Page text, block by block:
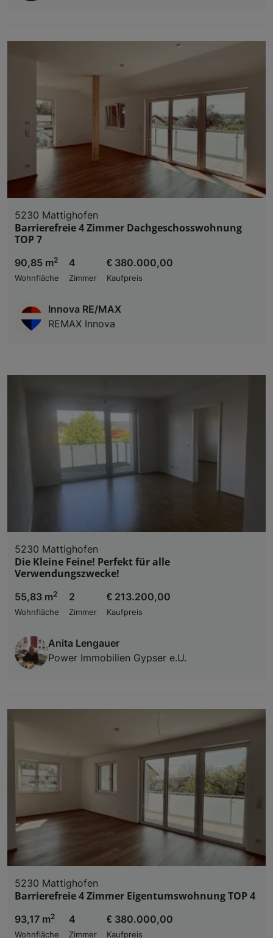
5230 Mattighofen
Barrierefreie 4 Zimmer Dachgeschosswohnung
TOP 7
90,85 m2
Wohnfläche
4
Zimmer
€ 380.000,00
Kaufpreis
Innova RE/MAX
REMAX Innova
5230 Mattighofen
Die Kleine Feine! Perfekt für alle
Verwendungszwecke!
55,83 m2
Wohnfläche
2
Zimmer
€ 213.200,00
Kaufpreis
Anita Lengauer
Power Immobilien Gypser e.U.
5230 Mattighofen
Barrierefreie 4 Zimmer Eigentumswohnung TOP 4
93,17 m2
Wohnfläche
4
Zimmer
€ 380.000,00
Kaufpreis